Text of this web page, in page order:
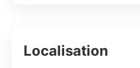
Localisation